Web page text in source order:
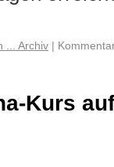
... Archiv |
Kurs